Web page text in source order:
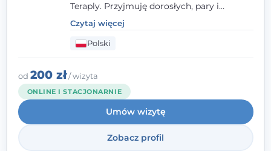
Teraply. Przyjmuję dorosłych, pary i
rodziny, dobierając metody do
indywidualnych zasobów pacjenta. Wierzę
w drzemiące w Tobie zasoby, które
pozwolą Ci wyjść z kryzysu - a jeśli jeszcze
ich nie widzisz, pomogę Ci je odsłonić.
Czytaj więcej
Polski
od 200 zł/ wizyta
ONLINE I STACJONARNIE
Umów wizytę
Zobacz profil